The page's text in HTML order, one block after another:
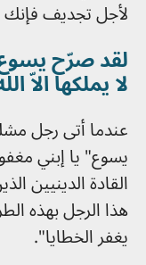
لأجل تجديف
لقد صرّح
لا يملكها الاّ
عندما أتى رجل
يسوع" يا إبني
القادة الدينيين
هذا الرجل بهذه
يغفر الخطايا".